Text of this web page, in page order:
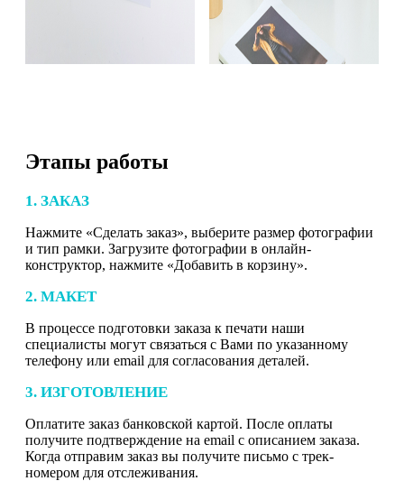
Этапы работы
1. ЗАКАЗ
Нажмите «Сделать заказ», выберите размер фотографии
и тип рамки. Загрузите фотографии в онлайн-
конструктор, нажмите «Добавить в корзину».
2. МАКЕТ
В процессе подготовки заказа к печати наши
специалисты могут связаться с Вами по указанному
телефону или email для согласования деталей.
3. ИЗГОТОВЛЕНИЕ
Оплатите заказ банковской картой. После оплаты
получите подтверждение на email с описанием заказа.
Когда отправим заказ вы получите письмо с трек-
номером для отслеживания.